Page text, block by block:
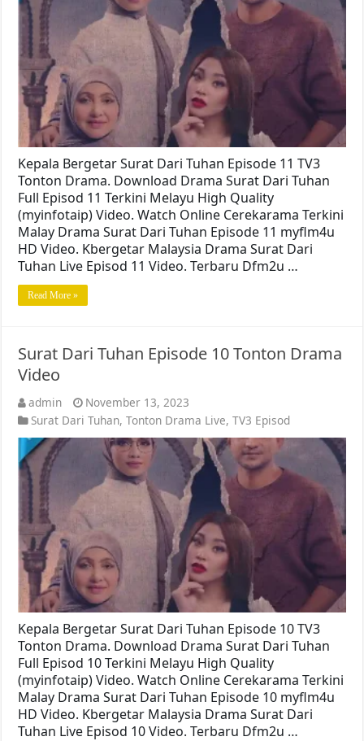
Kepala Bergetar Surat Dari Tuhan Episode 11 TV3
Tonton Drama. Download Drama Surat Dari Tuhan
Full Episod 11 Terkini Melayu High Quality
(myinfotaip) Video. Watch Online Cerekarama Terkini
Malay Drama Surat Dari Tuhan Episode 11 myflm4u
HD Video. Kbergetar Malaysia Drama Surat Dari
Tuhan Live Episod 11 Video. Terbaru Dfm2u …
Read More »
Surat Dari Tuhan Episode 10 Tonton Drama
Video
admin
November 13, 2023
Surat Dari Tuhan,Tonton Drama Live,TV3 Episod
Kepala Bergetar Surat Dari Tuhan Episode 10 TV3
Tonton Drama. Download Drama Surat Dari Tuhan
Full Episod 10 Terkini Melayu High Quality
(myinfotaip) Video. Watch Online Cerekarama Terkini
Malay Drama Surat Dari Tuhan Episode 10 myflm4u
HD Video. Kbergetar Malaysia Drama Surat Dari
Tuhan Live Episod 10 Video. Terbaru Dfm2u …